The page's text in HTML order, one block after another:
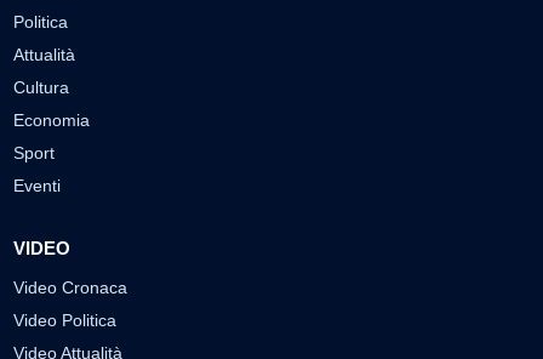
Politica
Attualità
Cultura
Economia
Sport
Eventi
VIDEO
Video Cronaca
Video Politica
Video Attualità